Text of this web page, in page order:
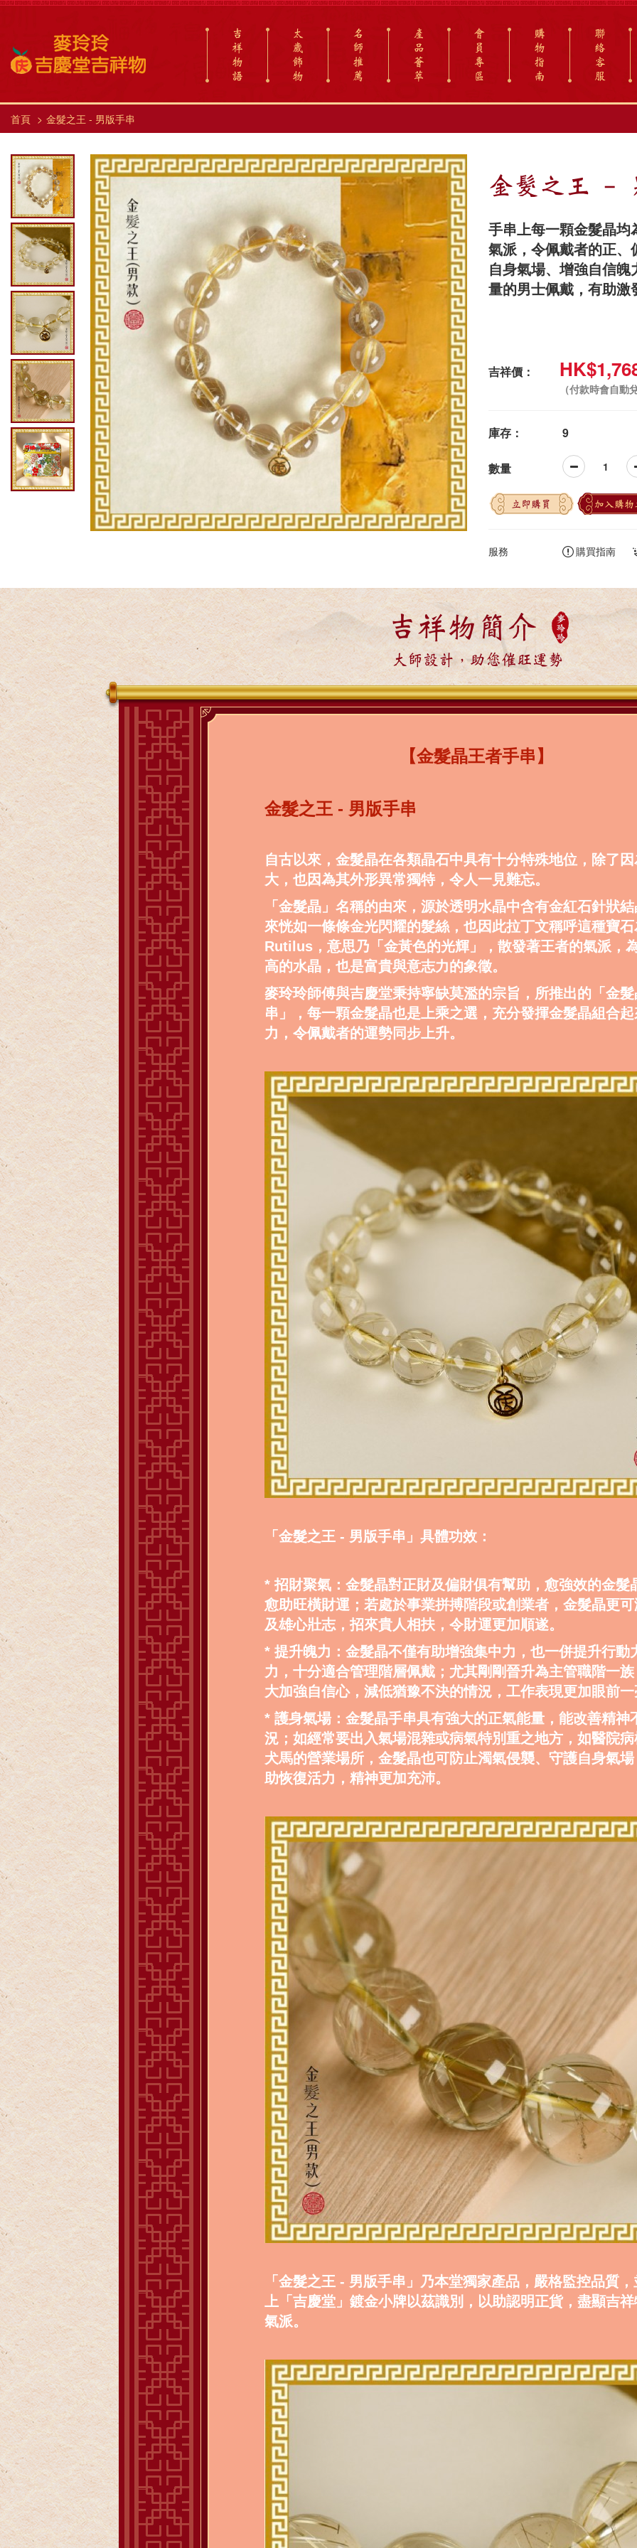
吉
祥
物
語
太
歲
飾
物
名
師
推
薦
產
品
薈
萃
會
員
專
區
購
物
指
南
聯
絡
客
服
首頁 金髮之王 - 男版手串
金髮之王 -
手串上每一顆金髮晶
氣派，令佩戴者的正
自身氣場、增強自信
量的男士佩戴，有助
吉祥價：
（付款時會自
庫存： 9
數量
立即購買 加入購物
服務 購買指南
吉祥物簡介
大師設計，助您催旺運勢
【金髮晶王者手串】
金髮之王 - 男版手串
自古以來，金髮晶在各類晶石中具有十分特殊地位，除了
大，也因為其外形異常獨特，令人一見難忘。
「金髮晶」名稱的由來，源於透明水晶中含有金紅石針狀
來恍如一條條金光閃耀的髮絲，也因此拉丁文稱呼這種寶石
Rutilus，意思乃「金黃色的光輝」，散發著王者的氣派，
高的水晶，也是富貴與意志力的象徵。
麥玲玲師傅與吉慶堂秉持寧缺莫濫的宗旨，所推出的「金
串」，每一顆金髮晶也是上乘之選，充分發揮金髮晶組合
力，令佩戴者的運勢同步上升。
「金髮之王 - 男版手串」具體功效：
* 招財聚氣：金髮晶對正財及偏財俱有幫助，愈強效的金髮
愈助旺橫財運；若處於事業拼搏階段或創業者，金髮晶更
及雄心壯志，招來貴人相扶，令財運更加順遂。
* 提升魄力：金髮晶不僅有助增強集中力，也一併提升行動
力，十分適合管理階層佩戴；尤其剛剛晉升為主管職階一
大加強自信心，減低猶豫不決的情況，工作表現更加眼前
* 護身氣場：金髮晶手串具有強大的正氣能量，能改善精神
況；如經常要出入氣場混雜或病氣特別重之地方，如醫院
犬馬的營業場所，金髮晶也可防止濁氣侵襲、守護自身氣
助恢復活力，精神更加充沛。
「金髮之王 - 男版手串」乃本堂獨家產品，嚴格監控品質
上「吉慶堂」鍍金小牌以茲識別，以助認明正貨，盡顯吉
氣派。